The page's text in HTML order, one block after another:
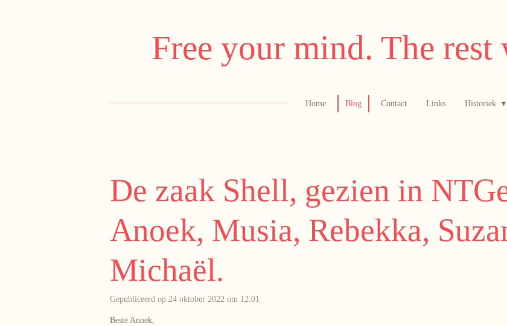
Free your mind. The
Home Blog Contact Links Historiek
De zaak Shell, gezien in
Anoek, Musia, Rebekka,
Michaël.
Gepubliceerd op 24 oktober 2022 om 12:01
Beste Anoek,